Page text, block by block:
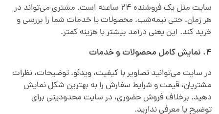
ن
ا
ر
سایت مثل یک فروشنده ۲۴ ساعته است. مشتری می‌تواند در
هر زمان، حتی نیمه‌شب، محصولات یا خدمات شما را بررسی و
خرید کند. این یعنی درآمد بیشتر با هزینه کمتر.
۴. نمایش کامل محصولات و خدمات
در سایت می‌توانید تصاویر با کیفیت، ویدئو، توضیحات، نظرات
مشتریان، قیمت و شرایط سفارش را به بهترین شکل نمایش
دهید. برخلاف فروش حضوری، در سایت محدودیتی برای
توضیح یا معرفی ندارید.